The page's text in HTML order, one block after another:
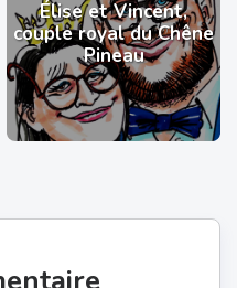
Élise et Vincent,
couple royal du Chêne
Pineau